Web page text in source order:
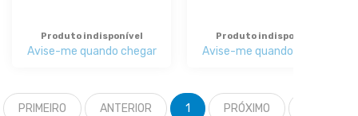
Produto indisponível
Avise-me quando chegar
Produto indisponível
Avise-me quando chegar
PRIMEIRO ANTERIOR 1 PRÓXIMO